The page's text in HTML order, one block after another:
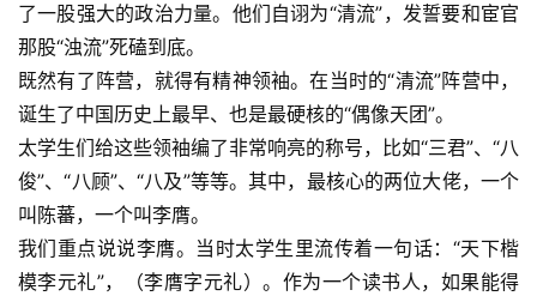
了一股强大的政治力量。他们自诩为“清流”，发誓要和宦官
那股“浊流”死磕到底。
既然有了阵营，就得有精神领袖。在当时的“清流”阵营中，
诞生了中国历史上最早、也是最硬核的“偶像天团”。
太学生们给这些领袖编了非常响亮的称号，比如“三君”、“八
俊”、“八顾”、“八及”等等。其中，最核心的两位大佬，一个
叫陈蕃，一个叫李膺。
我们重点说说李膺。当时太学生里流传着一句话：“天下楷
模李元礼”，（李膺字元礼）。作为一个读书人，如果能得